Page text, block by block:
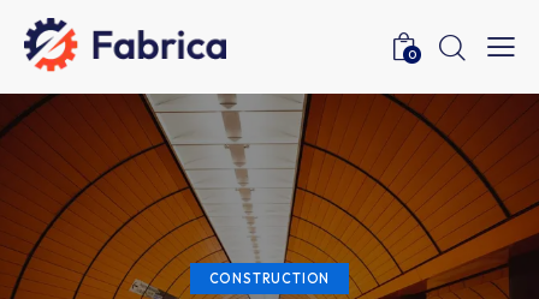
0
CONSTRUCTION